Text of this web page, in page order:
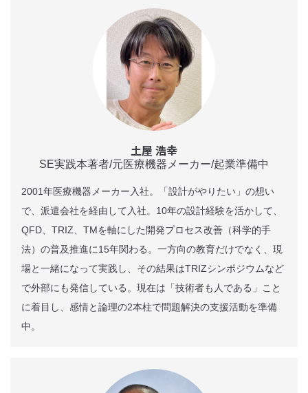
土屋 浩幸
SE実践本著者/元医療機器メーカー/起業準備中
2001年医療機器メーカー入社。「設計がやりたい」の想い
で、派遣会社を経由して入社。10年の設計経験を活かして、
QFD、TRIZ、TMを軸にした開発プロセス改善（科学的手
法）の普及推進に15年関わる。一方向の教育だけでなく、現
場と一緒になって実践し、その結果はTRIZシンポジウムなど
で外部にも発信している。現在は「技術者も人である」こと
に着目し、感情と論理の2本柱で問題解決の支援活動を準備
中。